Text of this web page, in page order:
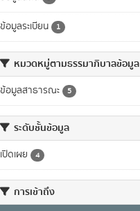
ข้อมูลระเบียน 1
หมวดหมู่ตามธรรมาภิบาลข้อมูล
ข้อมูลสาธารณะ 5
ระดับชั้นข้อมูล
เปิดเผย 4
การเข้าถึง